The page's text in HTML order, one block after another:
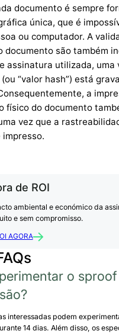
documento é sempre
única, que é
ou computador. A
documento são também
assinatura utilizada, uma
“valor hash”) está
a
físico do documento
vez que a
de ROI
ambiental e económico da
e sem compromisso.
AGORA
o
interessadas podem
14 dias. Além disso, os